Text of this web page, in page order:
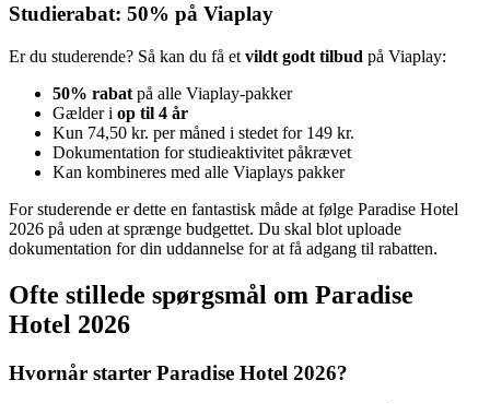
Studierabat: 50% på Viaplay
Er du studerende? Så kan du få et vildt godt tilbud på Viaplay:
50% rabat på alle Viaplay-pakker
Gælder i op til 4 år
Kun 74,50 kr. per måned i stedet for 149 kr.
Dokumentation for studieaktivitet påkrævet
Kan kombineres med alle Viaplays pakker
For studerende er dette en fantastisk måde at følge Paradise Hotel
2026 på uden at sprænge budgettet. Du skal blot uploade
dokumentation for din uddannelse for at få adgang til rabatten.
Ofte stillede spørgsmål om Paradise
Hotel 2026
Hvornår starter Paradise Hotel 2026?